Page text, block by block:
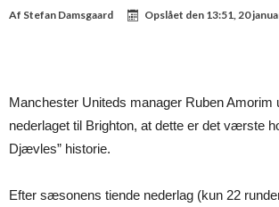
Af Stefan Damsgaard Opslået den 13:51, 20
Manchester Uniteds manager Ruben Amorim
nederlaget til Brighton, at dette er det værste
Djævles” historie.
Efter sæsonens tiende nederlag (kun 22